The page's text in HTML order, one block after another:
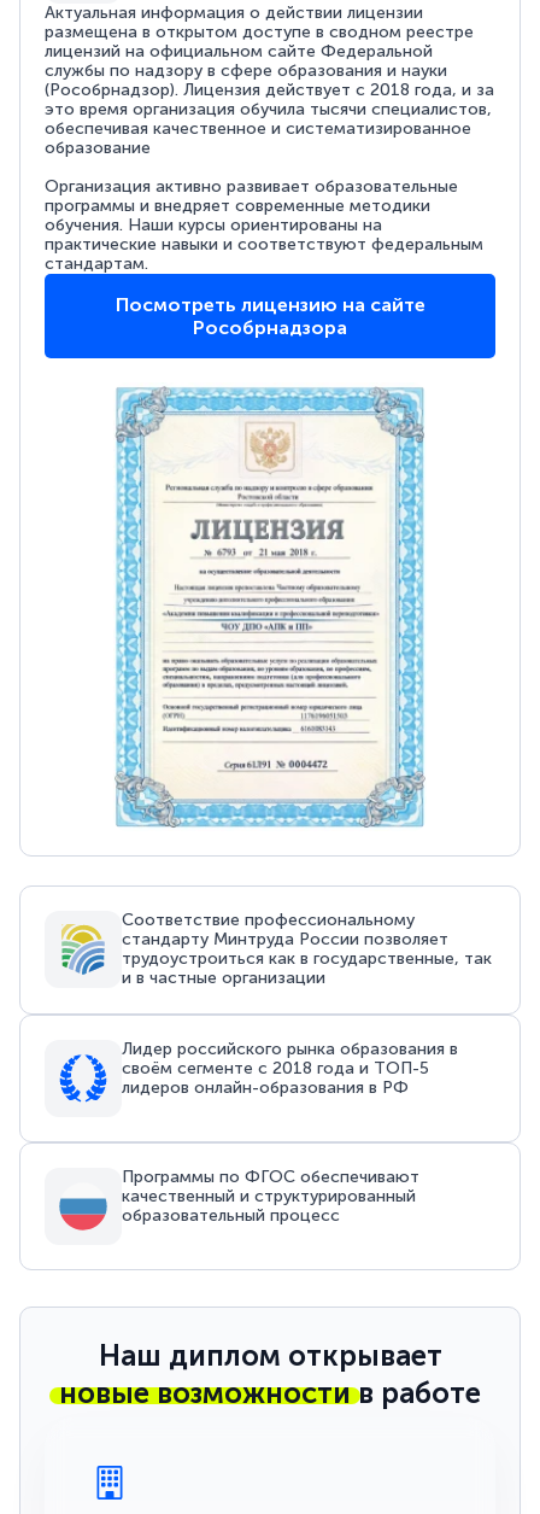
Актуальная информация о действии лицензии
размещена в открытом доступе в сводном реестре
лицензий на официальном сайте Федеральной
службы по надзору в сфере образования и науки
(Рособрнадзор). Лицензия действует с 2018 года, и за
это время организация обучила тысячи специалистов,
обеспечивая качественное и систематизированное
образование
Организация активно развивает образовательные
программы и внедряет современные методики
обучения. Наши курсы ориентированы на
практические навыки и соответствуют федеральным
стандартам.
Посмотреть лицензию на сайте
Рособрнадзора
Соответствие профессиональному
стандарту Минтруда России позволяет
трудоустроиться как в государственные, так
и в частные организации
Лидер российского рынка образования в
своём сегменте с 2018 года и ТОП-5
лидеров онлайн-образования в РФ
Программы по ФГОС обеспечивают
качественный и структурированный
образовательный процесс
Наш диплом открывает
новые возможностив работе